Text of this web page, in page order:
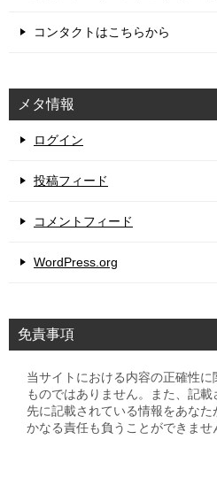
コンタクトはこちらから
メタ情報
ログイン
投稿フィード
コメントフィード
WordPress.org
免責事項
当サイトにおける内容の正確性
ものではありません。また、記
先に記載されている情報をあな
かなる責任も負うことができませ